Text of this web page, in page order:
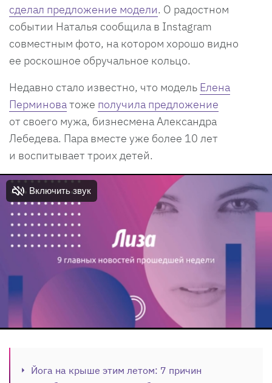
сделал предложение модели. О радостном
событии Наталья сообщила в Instagram
совместным фото, на котором хорошо видно
ее роскошное обручальное кольцо.
Недавно стало известно, что модель Елена
Перминова тоже получила предложение
от своего мужа, бизнесмена Александра
Лебедева. Пара вместе уже более 10 лет
и воспитывает троих детей.
Йога на крыше этим летом: 7 причин